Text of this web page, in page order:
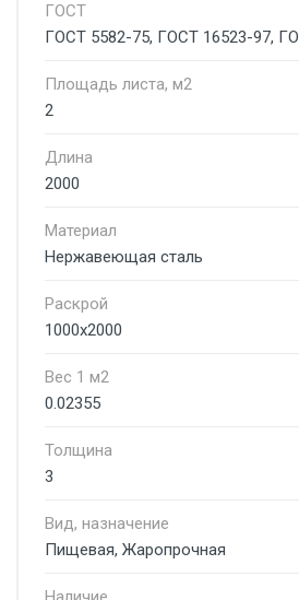
ГОСТ
ГОСТ 5582-75, ГОСТ 16523-97,
Площадь листа, м2
2
Длина
2000
Материал
Нержавеющая сталь
Раскрой
1000х2000
Вес 1 м2
0.02355
Толщина
3
Вид, назначение
Пищевая, Жаропрочная